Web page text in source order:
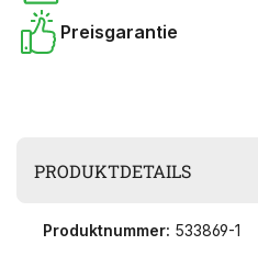
Preisgarantie
PRODUKTDETAILS
Produktnummer: 533869-1